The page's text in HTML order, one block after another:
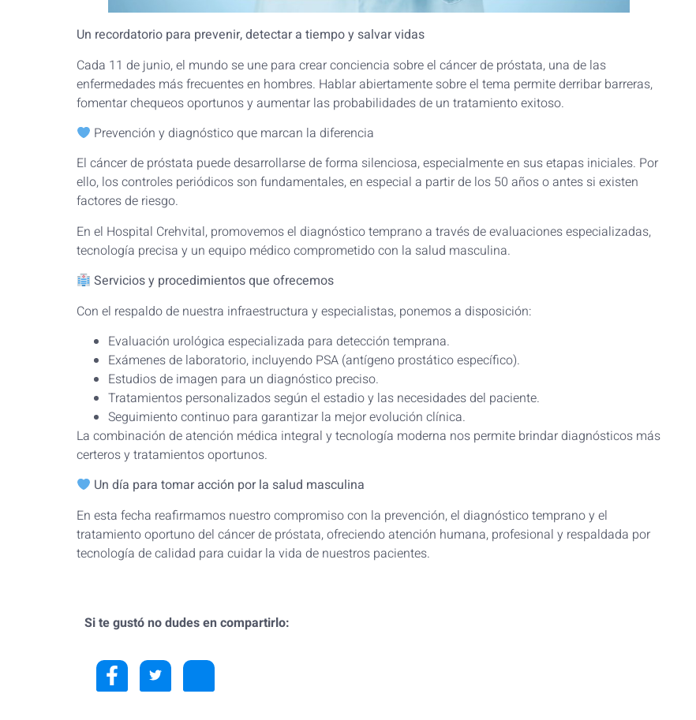
Un recordatorio para prevenir, detectar a tiempo y salvar vidas
Cada 11 de junio, el mundo se une para crear conciencia sobre el cáncer de próstata, una de las
enfermedades más frecuentes en hombres. Hablar abiertamente sobre el tema permite derribar barreras,
fomentar chequeos oportunos y aumentar las probabilidades de un tratamiento exitoso.
Prevención y diagnóstico que marcan la diferencia
El cáncer de próstata puede desarrollarse de forma silenciosa, especialmente en sus etapas iniciales. Por
ello, los controles periódicos son fundamentales, en especial a partir de los 50 años o antes si existen
factores de riesgo.
En el Hospital Crehvital, promovemos el diagnóstico temprano a través de evaluaciones especializadas,
tecnología precisa y un equipo médico comprometido con la salud masculina.
Servicios y procedimientos que ofrecemos
Con el respaldo de nuestra infraestructura y especialistas, ponemos a disposición:
Evaluación urológica especializada para detección temprana.
Exámenes de laboratorio, incluyendo PSA (antígeno prostático específico).
Estudios de imagen para un diagnóstico preciso.
Tratamientos personalizados según el estadio y las necesidades del paciente.
Seguimiento continuo para garantizar la mejor evolución clínica.
La combinación de atención médica integral y tecnología moderna nos permite brindar diagnósticos más
certeros y tratamientos oportunos.
Un día para tomar acción por la salud masculina
En esta fecha reafirmamos nuestro compromiso con la prevención, el diagnóstico temprano y el
tratamiento oportuno del cáncer de próstata, ofreciendo atención humana, profesional y respaldada por
tecnología de calidad para cuidar la vida de nuestros pacientes.
Si te gustó no dudes en compartirlo: